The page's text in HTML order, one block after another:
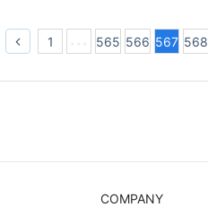
1 565 566 567 568
COMPANY